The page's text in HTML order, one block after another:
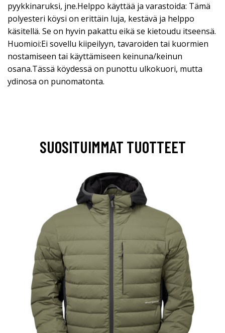
pyykkinaruksi, jne.Helppo käyttää ja varastoida: Tämä
polyesteri köysi on erittäin luja, kestävä ja helppo
käsitellä. Se on hyvin pakattu eikä se kietoudu itseensä.
Huomioi:Ei sovellu kiipeilyyn, tavaroiden tai kuormien
nostamiseen tai käyttämiseen keinuna/keinun
osana.Tässä köydessä on punottu ulkokuori, mutta
ydinosa on punomatonta.
SUOSITUIMMAT TUOTTEET